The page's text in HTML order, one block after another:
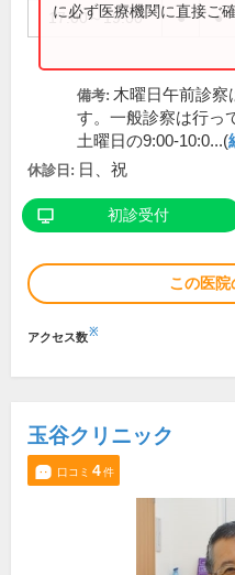
17:00～19:00 ● ●
に必ず医療機関に直接ご
備考: 木曜日午前診察
す。一般診察は行っ
土曜日の9:00-10:0...(
休診日: 日、祝
初診受付
この医院
アクセス数※
玉谷クリニック
口コミ 4件